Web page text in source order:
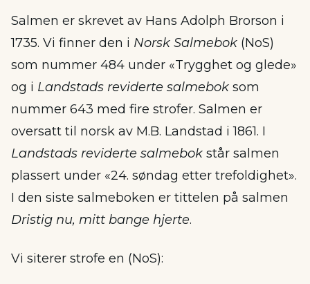
Salmen er skrevet av Hans Adolph Brorson i
1735. Vi finner den i Norsk Salmebok (NoS)
som nummer 484 under «Trygghet og glede»
og i Landstads reviderte salmebok som
nummer 643 med fire strofer. Salmen er
oversatt til norsk av M.B. Landstad i 1861. I
Landstads reviderte salmebok står salmen
plassert under «24. søndag etter trefoldighet».
I den siste salmeboken er tittelen på salmen
Dristig nu, mitt bange hjerte.
Vi siterer strofe en (NoS):